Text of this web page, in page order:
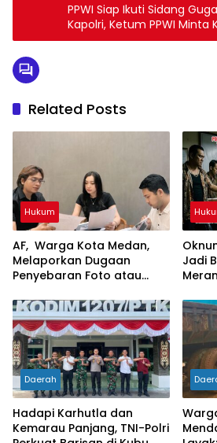
PPWI Siap Ikuti Sidang
Kapolri, Ketum PPWI Minta
Persidangan
Related Posts
Hukum
AF, Warga Kota Medan,
Melaporkan Dugaan
Penyebaran Foto atau
Asusila
Jadi
Daerah
Hadapi Karhutla dan
Kemarau Panjang, TNI-Polri